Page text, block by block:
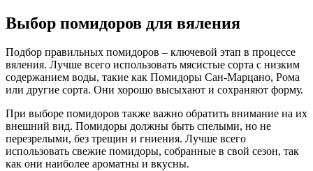
Выбор помидоров для вяления
Подбор правильных помидоров – ключевой этап в процессе
вяления. Лучше всего использовать мясистые сорта с низким
содержанием воды, такие как Помидоры Сан-Марцано, Рома
или другие сорта. Они хорошо высыхают и сохраняют форму.
При выборе помидоров также важно обратить внимание на их
внешний вид. Помидоры должны быть спелыми, но не
перезрелыми, без трещин и гниения. Лучше всего
использовать свежие помидоры, собранные в свой сезон, так
как они наиболее ароматны и вкусны.